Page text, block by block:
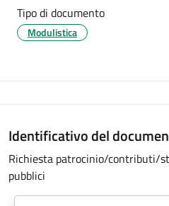
Tipo di documento
Modulistica
Identificativo del
Richiesta patrocinio/contributi/
pubblici